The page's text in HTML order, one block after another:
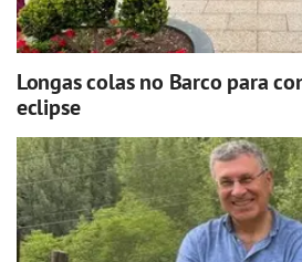
Longas colas no Barco para
eclipse